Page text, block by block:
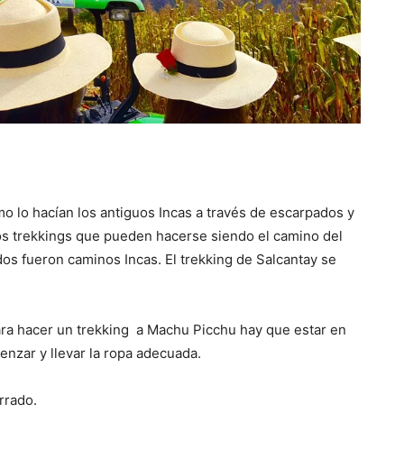
lo hacían los antiguos Incas a través de escarpados y
trekkings que pueden hacerse siendo el camino del
fueron caminos Incas. El trekking de Salcantay se
hacer un trekking a Machu Picchu hay que estar en
y llevar la ropa adecuada.